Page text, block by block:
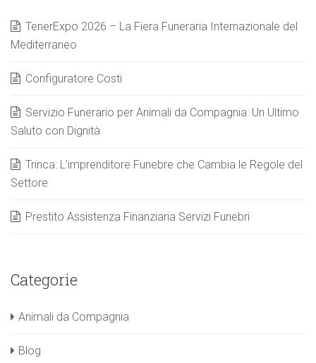
TenerExpo 2026 – La Fiera Funeraria Internazionale del
Mediterraneo
Configuratore Costi
Servizio Funerario per Animali da Compagnia: Un Ultimo
Saluto con Dignità
Trinca: L’imprenditore Funebre che Cambia le Regole del
Settore
Prestito Assistenza Finanziaria Servizi Funebri
Categorie
Animali da Compagnia
Blog